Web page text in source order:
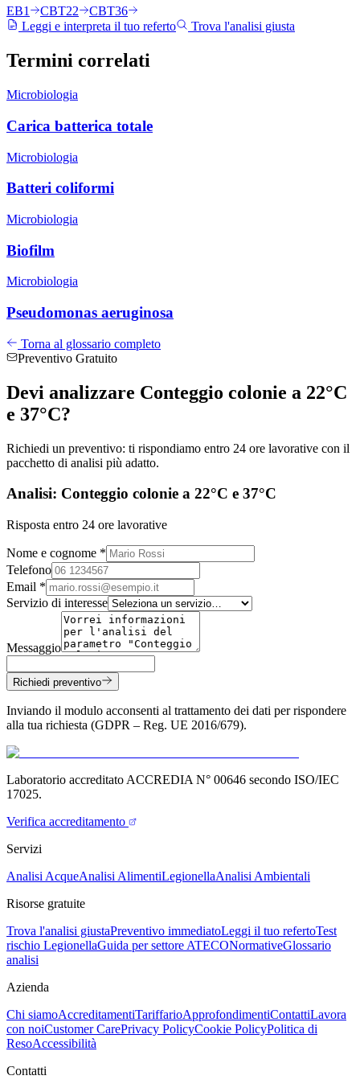
EB1
CBT22
CBT36
Leggi e interpreta il tuo referto
Trova l'analisi giusta
Termini correlati
Microbiologia
Carica batterica totale
Microbiologia
Batteri coliformi
Microbiologia
Biofilm
Microbiologia
Pseudomonas aeruginosa
Torna al glossario completo
Preventivo Gratuito
Devi analizzare Conteggio colonie a 22°C
e 37°C?
Richiedi un preventivo: ti rispondiamo entro 24 ore lavorative con il
pacchetto di analisi più adatto.
Analisi: Conteggio colonie a 22°C e 37°C
Risposta entro 24 ore lavorative
Nome e cognome *
Telefono
Email *
Servizio di interesse
Messaggio
Richiedi preventivo
Inviando il modulo acconsenti al trattamento dei dati per rispondere
alla tua richiesta (GDPR – Reg. UE 2016/679).
Laboratorio accreditato ACCREDIA N° 00646 secondo ISO/IEC
17025.
Verifica accreditamento
Servizi
Analisi AcqueAnalisi AlimentiLegionellaAnalisi Ambientali
Risorse gratuite
Trova l'analisi giustaPreventivo immediatoLeggi il tuo refertoTest
rischio LegionellaGuida per settore ATECONormativeGlossario
analisi
Azienda
Chi siamoAccreditamentiTariffarioApprofondimentiContattiLavora
con noiCustomer CarePrivacy PolicyCookie PolicyPolitica di
ResoAccessibilità
Contatti